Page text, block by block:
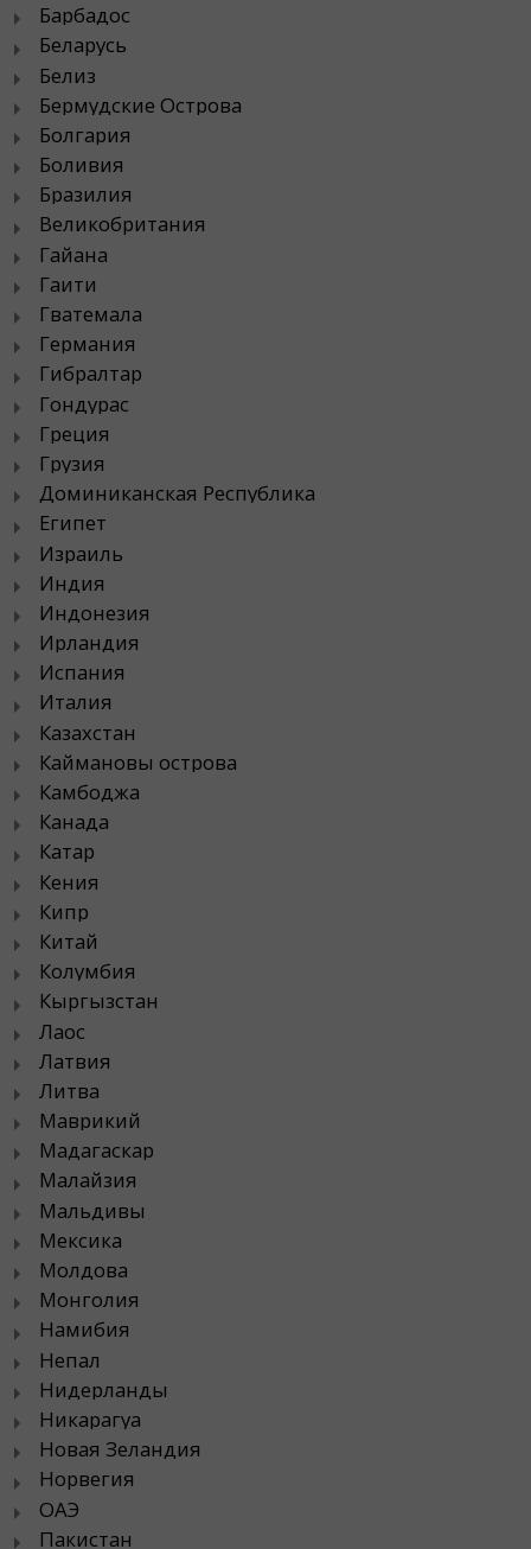
Барбадос
Беларусь
Белиз
Бермудские Острова
Болгария
Боливия
Бразилия
Великобритания
Гайана
Гаити
Гватемала
Германия
Гибралтар
Гондурас
Греция
Грузия
Доминиканская Республика
Египет
Израиль
Индия
Индонезия
Ирландия
Испания
Италия
Казахстан
Каймановы острова
Камбоджа
Канада
Катар
Кения
Кипр
Китай
Колумбия
Кыргызстан
Лаос
Латвия
Литва
Маврикий
Мадагаскар
Малайзия
Мальдивы
Мексика
Молдова
Монголия
Намибия
Непал
Нидерланды
Никарагуа
Новая Зеландия
Норвегия
ОАЭ
Пакистан